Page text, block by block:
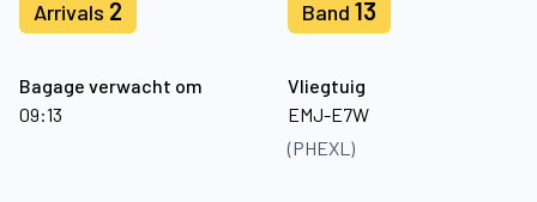
Arrivals 2 Band 13
Bagage verwacht om
09:13
Vliegtuig
EMJ-E7W
(PHEXL)